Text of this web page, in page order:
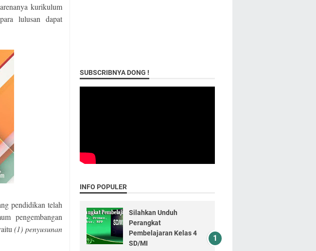
kurikulum
lulusan dapat
pendidikan telah
pengembangan
(1) penyusunan
SUBSCRIBNYA DONG !
INFO POPULER
Silahkan Unduh
Perangkat
Pembelajaran Kelas 4
SD/MI